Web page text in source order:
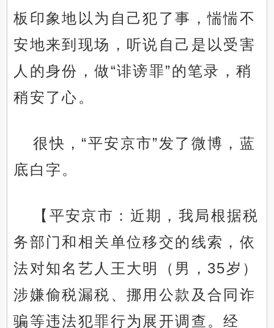
板印象地以为自己犯了事，惴惴不
安地来到现场，听说自己是以受害
人的身份，做“诽谤罪”的笔录，稍
稍安了心。
很快，“平安京市”发了微博，蓝
底白字。
【平安京市：近期，我局根据税
务部门和相关单位移交的线索，依
法对知名艺人王大明（男，35岁）
涉嫌偷税漏税、挪用公款及合同诈
骗等违法犯罪行为展开调查。经